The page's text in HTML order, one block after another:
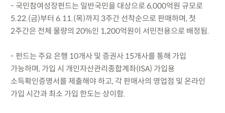
- 국민참여성장펀드는 일반국민을 대상으로 6,000억원 규모로
5.22.(금)부터 6.11.(목)까지 3주간 선착순으로 판매하며, 첫
2주간은 전체 물량의 20%인 1,200억원이 서민전용으로 배정됨.
- 펀드는 주요 은행 10개사 및 증권사 15개사를 통해 가입
가능하며, 가입 시 개인자산관리종합계좌(ISA) 가입용
소득확인증명서를 제출해야 하고, 각 판매사의 영업점 및 온라인
가입 시간과 최소 가입 한도는 상이함.